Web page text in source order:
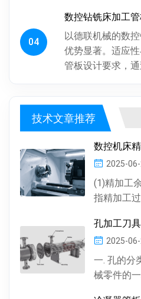
摇臂定位，劳动
04
数控钻铣床加工
以德联机械的数
优势显著。适应
管板设计要求，
技术文章推荐
数控机床
2025-
(1)精加工
指精加工
工余量由精
孔加工刀
2025-
一. 孔的
械零件的